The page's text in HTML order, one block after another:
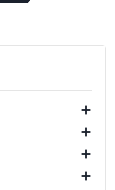



